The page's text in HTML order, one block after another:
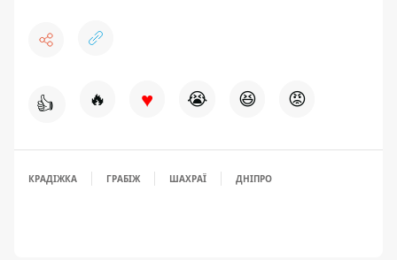
👍 🔥 ♥ 😭 😆 😡
КРАДІЖКА ГРАБІЖ ШАХРАЇ ДНІПРО